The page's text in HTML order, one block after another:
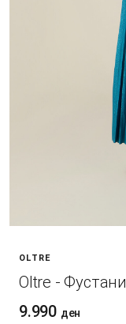
OLTRE
Oltre - Фустани
9.990 ден